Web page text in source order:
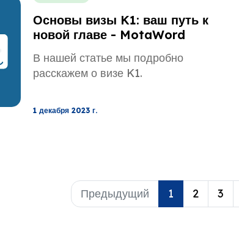
Основы визы K1: ваш путь к
новой главе - MotaWord
В нашей статье мы подробно
расскажем о визе K1.
1 декабря 2023 г.
Предыдущий 1 2 3